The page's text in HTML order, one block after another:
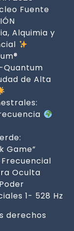
Fuente
Alquimia y
Quantum
de Alta
Game”
Frecuencial
Oculta
1- 528 Hz
derechos